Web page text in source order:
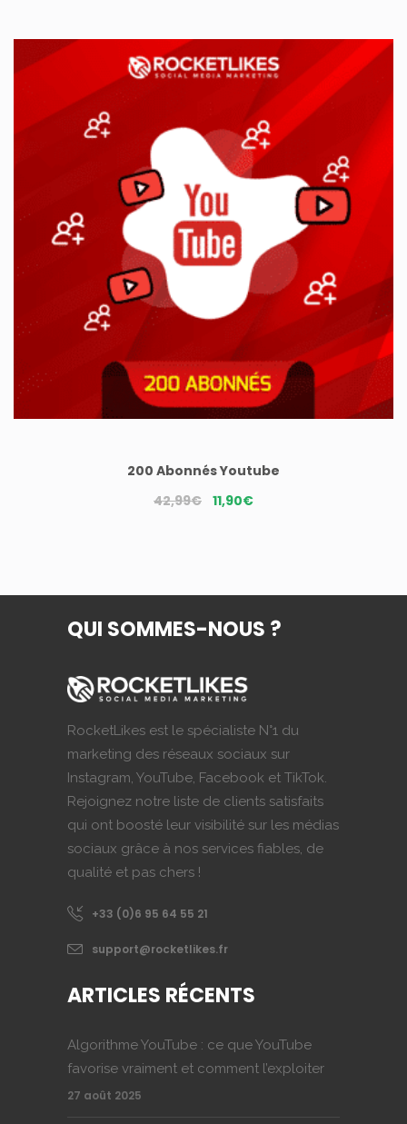
initial
était :
201,99€.
actuel
est :
79,50€.
200 Abonnés Youtube
42,99€ Le
42,99€.
11,90€Le
11,90€.
QUI SOMMES-NOUS ?
RocketLikes est le spécialiste N°1 du
marketing des réseaux sociaux sur
Instagram, YouTube, Facebook et TikTok.
Rejoignez notre liste de clients satisfaits
qui ont boosté leur visibilité sur les médias
sociaux grâce à nos services fiables, de
qualité et pas chers !
+33 (0)6 95 64 55 21
support@rocketlikes.fr
ARTICLES RÉCENTS
Algorithme YouTube : ce que YouTube
favorise vraiment et comment l’exploiter
27 août 2025